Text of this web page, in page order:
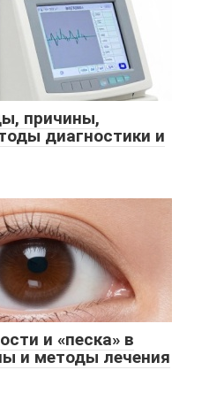
причины,
диагностики и
и «песка» в
и методы лечения